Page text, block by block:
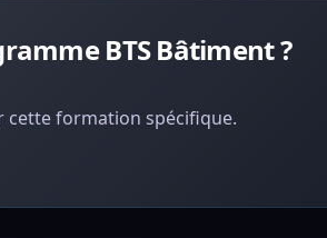
BTS Bâtiment ?
cette formation spécifique.